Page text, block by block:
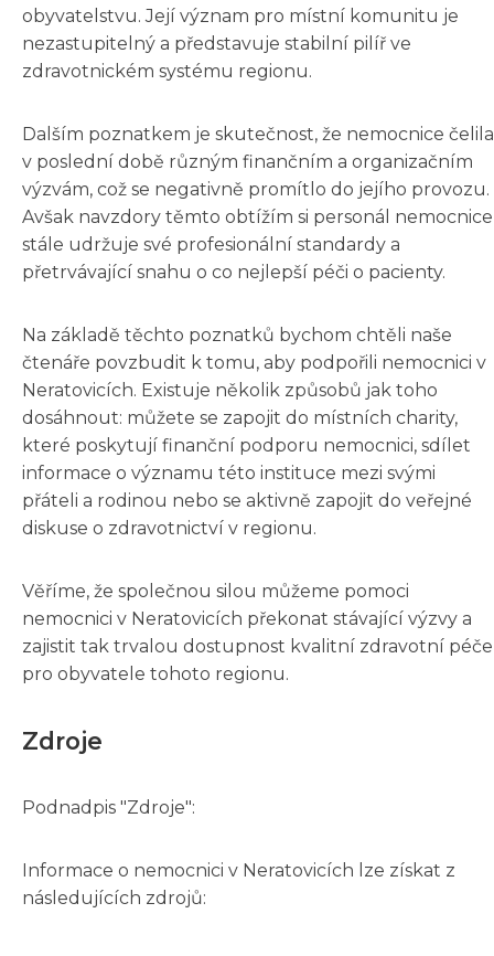
obyvatelstvu. Její význam pro místní komunitu je
nezastupitelný a představuje stabilní pilíř ve
zdravotnickém systému regionu.
Dalším poznatkem je skutečnost, že nemocnice čelila
v poslední době různým finančním a organizačním
výzvám, což se negativně promítlo do jejího provozu.
Avšak navzdory těmto obtížím si personál nemocnice
stále udržuje své profesionální standardy a
přetrvávající snahu o co nejlepší péči o pacienty.
Na základě těchto poznatků bychom chtěli naše
čtenáře povzbudit k tomu, aby podpořili nemocnici v
Neratovicích. Existuje několik způsobů jak toho
dosáhnout: můžete se zapojit do místních charity,
které poskytují finanční podporu nemocnici, sdílet
informace o významu této instituce mezi svými
přáteli a rodinou nebo se aktivně zapojit do veřejné
diskuse o zdravotnictví v regionu.
Věříme, že společnou silou můžeme pomoci
nemocnici v Neratovicích překonat stávající výzvy a
zajistit tak trvalou dostupnost kvalitní zdravotní péče
pro obyvatele tohoto regionu.
Zdroje
Podnadpis "Zdroje":
Informace o nemocnici v Neratovicích lze získat z
následujících zdrojů: